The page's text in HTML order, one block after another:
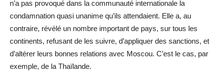
n’a pas provoqué dans la communauté internationale la
condamnation quasi unanime qu’ils attendaient. Elle a, au
contraire, révélé un nombre important de pays, sur tous les
continents, refusant de les suivre, d’appliquer des sanctions, et
d’altérer leurs bonnes relations avec Moscou. C’est le cas, par
exemple, de la Thaïlande.